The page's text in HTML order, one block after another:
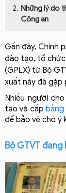
Những lý do
Công an
Gần đây, Chính
đào tạo, tổ chức
(GPLX) từ Bộ
xuất này đã gặp
Nhiều người
tạo và cấp bằng
để bảo vệ cho ý
Bộ GTVT